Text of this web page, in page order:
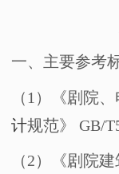
一、 主要参考
（ 1 ）《剧院
计规范》 GB/
（2）《剧院建